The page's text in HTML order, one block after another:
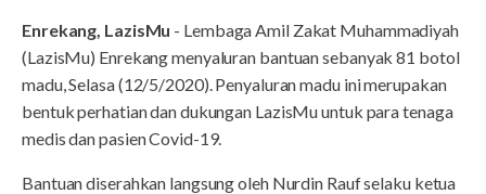
Enrekang, LazisMu - Lembaga Amil Zakat Muhammadiyah
(LazisMu) Enrekang menyaluran bantuan sebanyak 81 botol
madu, Selasa (12/5/2020). Penyaluran madu ini merupakan
bentuk perhatian dan dukungan LazisMu untuk para tenaga
medis dan pasien Covid-19.
Bantuan diserahkan langsung oleh Nurdin Rauf selaku ketua